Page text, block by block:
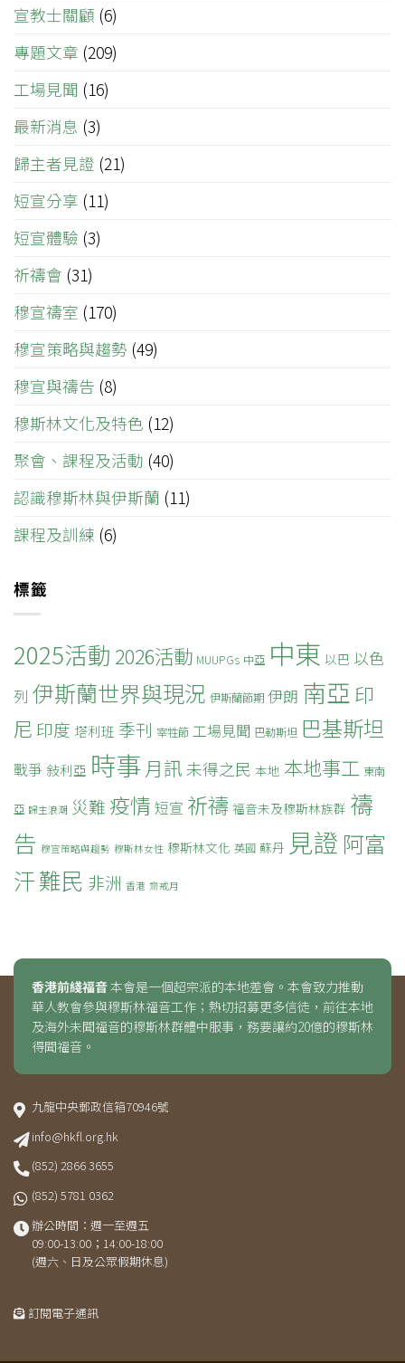
宣教士關顧 (6)
專題文章 (209)
工場見聞 (16)
最新消息 (3)
歸主者見證 (21)
短宣分享 (11)
短宣體驗 (3)
祈禱會 (31)
穆宣禱室 (170)
穆宣策略與趨勢 (49)
穆宣與禱告 (8)
穆斯林文化及特色 (12)
聚會、課程及活動 (40)
認識穆斯林與伊斯蘭 (11)
課程及訓練 (6)
標籤
2025活動 2026活動 MUUPGs 中亞 中東 以巴 以色
列 伊斯蘭世界與現況 伊斯蘭節期 伊朗 南亞 印
尼 印度 塔利班 季刊 宰牲節 工場見聞 巴勒斯坦 巴基斯坦
戰爭 敍利亞 時事 月訊未得之民 本地 本地事工 東南
亞 歸主浪潮 災難 疫情 短宣 祈禱 福音未及穆斯林族群 禱
告 穆宣策略與趨勢 穆斯林女性 穆斯林文化 英國 蘇丹 見證 阿富
汗難民 非洲 香港 齋戒月
香港前綫福音本會是一個超宗派的本地差會。本會致力推動
華人教會參與穆斯林福音工作；熱切招募更多信徒，前往本地
及海外未聞福音的穆斯林群體中服事，務要讓約20億的穆斯林
得聞福音。
九龍中央郵政信箱70946號
info@hkfl.org.hk
(852) 2866 3655
(852) 5781 0362
辦公時間：週一至週五
09:00-13:00；14:00-18:00
(週六、日及公眾假期休息)
訂閱電子通訊